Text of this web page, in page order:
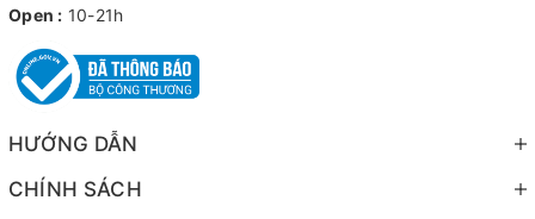
Open : 10-21h
HƯỚNG DẪN
CHÍNH SÁCH